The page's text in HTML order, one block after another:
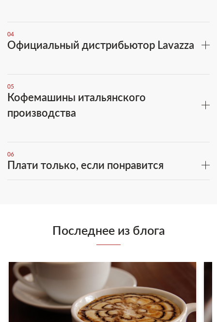
04
Официальный дистрибьютор Lavazza
05
Кофемашины итальянского
производства
06
Плати только, если понравится
Последнее из блога